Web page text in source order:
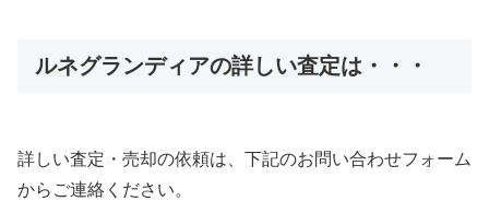
ルネグランディアの詳しい査定は・・・
詳しい査定・売却の依頼は、下記のお問い合わせフォーム
からご連絡ください。